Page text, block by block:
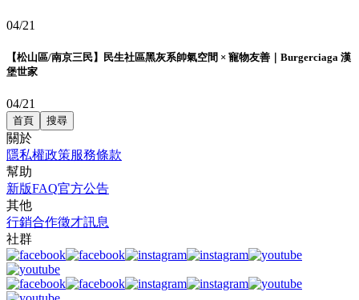
04/21
【松山區/南京三民】民生社區黑灰系帥氣空間 × 寵物友善｜Burgerciaga 漢
堡世家
04/21
首頁 搜尋
關於
隱私權政策服務條款
幫助
新版FAQ官方公告
其他
行銷合作徵才訊息
社群